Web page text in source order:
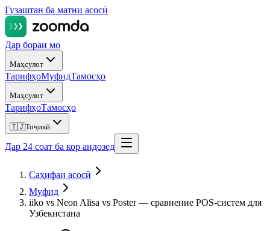
Гузаштан ба матни асосӣ
Дар бораи мо
Маҳсулот
ТарифҳоМуфидТамосҳо
Маҳсулот
ТарифҳоТамосҳо
🇹🇯Тоҷикӣ
Дар 24 соат ба кор андозед
Саҳифаи асосӣ
Муфид
iiko vs Neon Alisa vs Poster — сравнение POS-систем для
Узбекистана